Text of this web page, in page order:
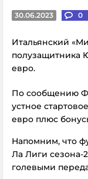
30.06.2023 0
Итальянский
полузащитника
евро.
По сообщению
устное
евро плюс
Напомним, что
Ла Лиги сезона-
голевыми